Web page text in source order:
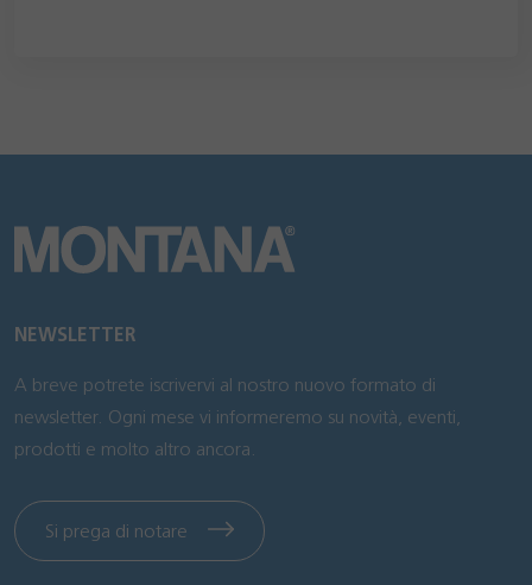
NEWSLETTER
A breve potrete iscrivervi al nostro nuovo formato di
newsletter. Ogni mese vi informeremo su novità, eventi,
prodotti e molto altro ancora.
Si prega di notare